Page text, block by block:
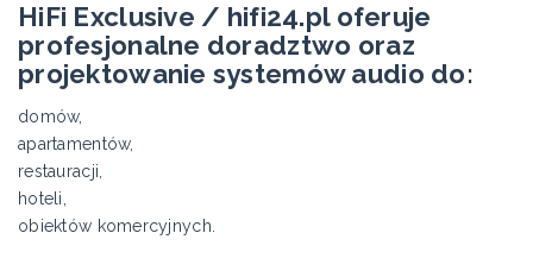
HiFi Exclusive / hifi24.pl oferuje
profesjonalne doradztwo oraz
projektowanie systemów audio do:
domów,
apartamentów,
restauracji,
hoteli,
obiektów komercyjnych.